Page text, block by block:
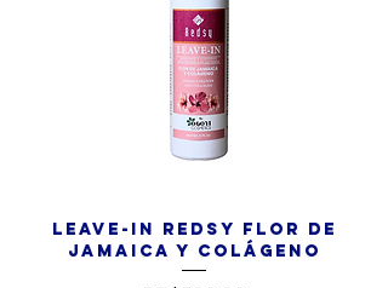
Leave-In REDSY Flor de
Jamaica y Colágeno